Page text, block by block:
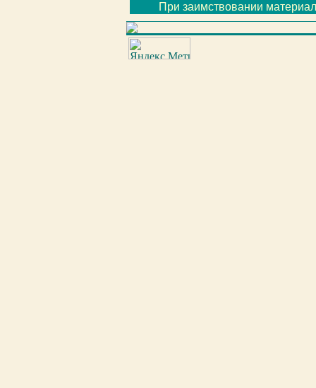
При заимствовании